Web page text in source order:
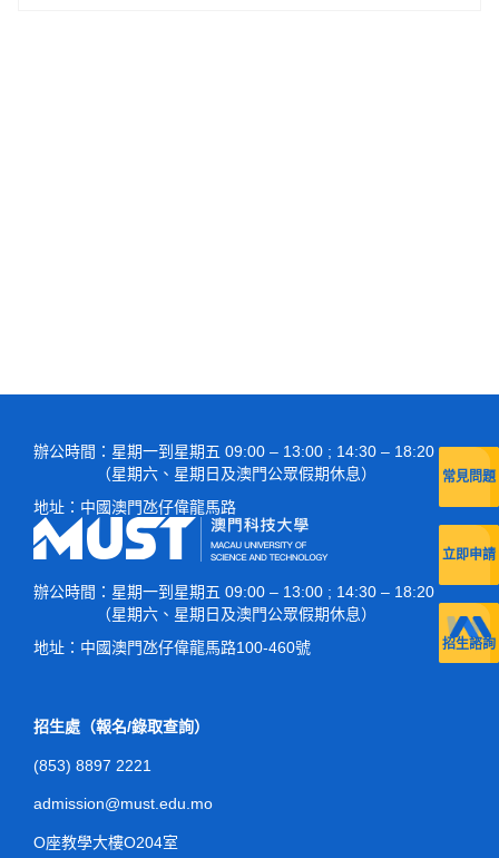
常見問題
立即申請
招生諮詢
辦公時間 ：星期一到星期五 09:00 – 13:00 ; 14:30 – 18:20
（星期六、星期日及澳門公眾假期休息）
地址： 中國澳門氹仔偉龍馬路
辦公時間 ：星期一到星期五 09:00 – 13:00 ; 14:30 – 18:20
（星期六、星期日及澳門公眾假期休息）
地址： 中國澳門氹仔偉龍馬路100-460號
招生處（報名/錄取查詢）
(853) 8897 2221
admission@must.edu.mo
O座教學大樓O204室